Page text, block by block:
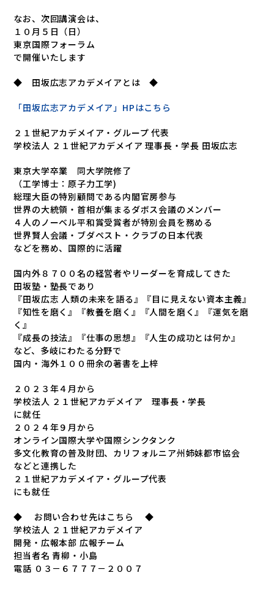
なお、次回講演会は、
１０月５日（日）
東京国際フォーラム
で開催いたします
◆ 田坂広志アカデメイアとは ◆
「田坂広志アカデメイア」HPはこちら
２１世紀アカデメイア・グループ 代表
学校法人 ２１世紀アカデメイア 理事長・学長 田坂広志
東京大学卒業 同大学院修了
（工学博士：原子力工学)
総理大臣の特別顧問である内閣官房参与
世界の大統領・首相が集まるダボス会議のメンバー
４人のノーベル平和賞受賞者が特別会員を務める
世界賢人会議・ブダペスト・クラブの日本代表
などを務め、国際的に活躍
国内外８７００名の経営者やリーダーを育成してきた
田坂塾・塾長であり
『田坂広志 人類の未来を語る』『目に見えない資本主義』
『知性を磨く』『教養を磨く』『人間を磨く』『運気を磨
く』
『成長の技法』『仕事の思想』『人生の成功とは何か』
など、多岐にわたる分野で
国内・海外１００冊余の著書を上梓
２０２３年４月から
学校法人 ２１世紀アカデメイア 理事長・学長
に就任
２０２４年９月から
オンライン国際大学や国際シンクタンク
多文化教育の普及財団、カリフォルニア州姉妹都市協会
などと連携した
２１世紀アカデメイア・グループ代表
にも就任
◆ お問い合わせ先はこちら ◆
学校法人 ２１世紀アカデメイア
開発・広報本部 広報チーム
担当者名 青柳・小島
電話 ０３－６７７７－２００７